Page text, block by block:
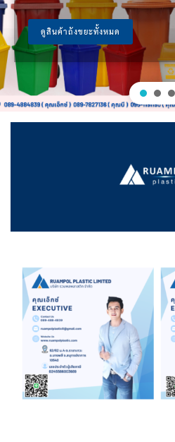
ดูสินค้าถังขยะทั้งหมด